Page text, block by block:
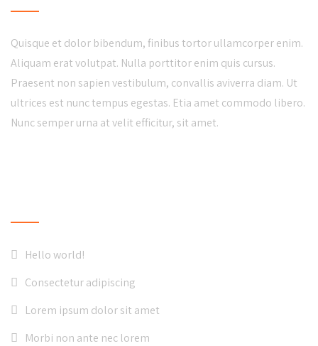
Quisque et dolor bibendum, finibus tortor ullamcorper enim.
Aliquam erat volutpat. Nulla porttitor enim quis cursus.
Praesent non sapien vestibulum, convallis aviverra diam. Ut
ultrices est nunc tempus egestas. Etia amet commodo libero.
Nunc semper urna at velit efficitur, sit amet.
Hello world!
Consectetur adipiscing
Lorem ipsum dolor sit amet
Morbi non ante nec lorem